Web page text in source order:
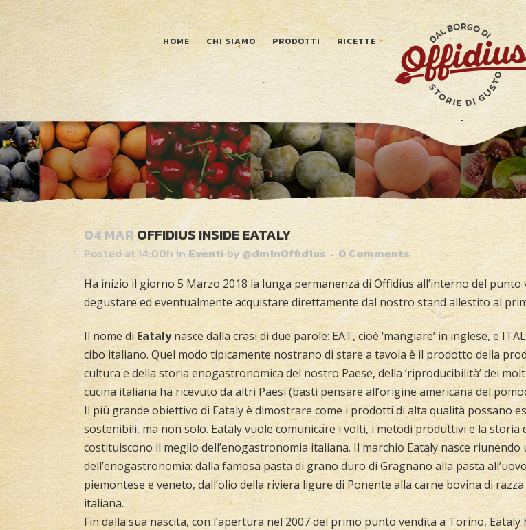
HOME CHI SIAMO PRODOTTI RICETTE
04 MAROFFIDIUS INSIDE EATALY
Posted at 14:00h in Eventi by @dm1nOffid1us 0 Comments
Ha inizio il giorno 5 Marzo 2018 la lunga permanenza di Offidius all’interno del
degustare ed eventualmente acquistare direttamente dal nostro stand allestito al
Il nome diEatalynasce dalla crasi di due parole: EAT, cioè ‘mangiare’ in inglese, e
cibo italiano. Quel modo tipicamente nostrano di stare a tavola è il prodotto della
cultura e della storia enogastronomica del nostro Paese, della ‘riproducibilità’ dei
cucina italiana ha ricevuto da altri Paesi (basti pensare all’origine americana del
Il più grande obiettivo di Eataly è dimostrare come i prodotti di alta qualità possano
sostenibili, ma non solo. Eataly vuole comunicare i volti, i metodi produttivi e la storia
costituiscono il meglio dell’enogastronomia italiana. Il marchio Eataly nasce
dell’enogastronomia: dalla famosa pasta di grano duro di Gragnano alla pasta
piemontese e veneto, dall’olio della riviera ligure di Ponente alla carne bovina di
italiana.
Fin dalla sua nascita, con l’apertura nel 2007 del primo punto vendita a Torino,